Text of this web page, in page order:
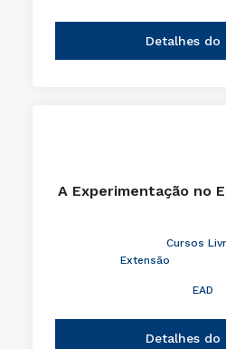
Detalhes do
A Experimentação no
Cursos
Extensão
EAD
Detalhes do